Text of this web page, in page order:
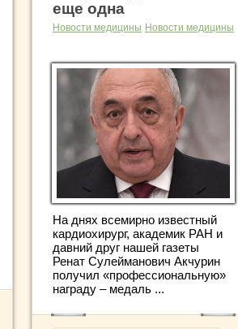
еще одна
Новости медицины Новости медицины
На днях всемирно известный
кардиохирург, академик РАН и
давний друг нашей газеты
Ренат Сулейманович Акчурин
получил «профессиональную»
награду – медаль ...